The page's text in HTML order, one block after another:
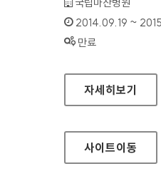
인증기간 :
2014.09.19 ~
상태 :
만료
국립마산병원 홈
자세히보기
사이트이동